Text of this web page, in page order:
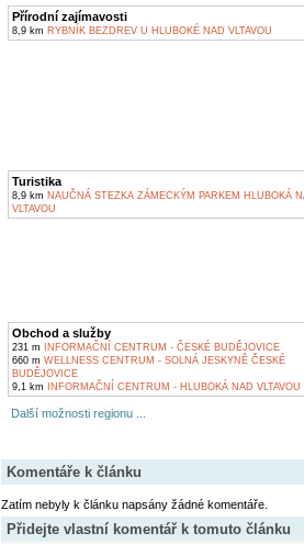
Přírodní zajímavosti
8,9 km RYBNÍK BEZDREV U HLUBOKÉ NAD VLTAVOU
Turistika
8,9 km NAUČNÁ STEZKA ZÁMECKÝM PARKEM HLUBOKÁ
VLTAVOU
Obchod a služby
231 m INFORMAČNÍ CENTRUM - ČESKÉ BUDĚJOVICE
660 m WELLNESS CENTRUM - SOLNÁ JESKYNĚ ČESKÉ
BUDĚJOVICE
9,1 km INFORMAČNÍ CENTRUM - HLUBOKÁ NAD VLTAVOU
Další možnosti regionu ...
Komentáře k článku
Zatím nebyly k článku napsány žádné komentáře.
Přidejte vlastní komentář k tomuto článku